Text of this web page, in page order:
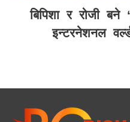
बिपिशा र रोजी बने
इन्टरनेशनल